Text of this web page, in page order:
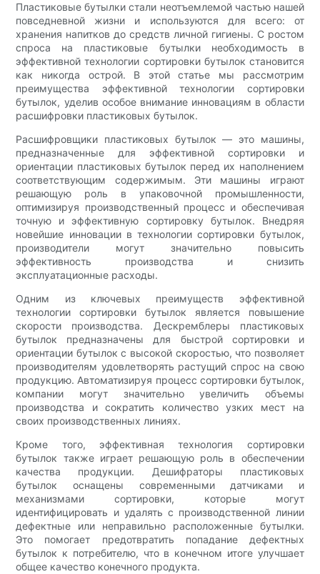
Пластиковые бутылки стали неотъемлемой частью нашей
повседневной жизни и используются для всего: от
хранения напитков до средств личной гигиены. С ростом
спроса на пластиковые бутылки необходимость в
эффективной технологии сортировки бутылок становится
как никогда острой. В этой статье мы рассмотрим
преимущества эффективной технологии сортировки
бутылок, уделив особое внимание инновациям в области
расшифровки пластиковых бутылок.
Расшифровщики пластиковых бутылок — это машины,
предназначенные для эффективной сортировки и
ориентации пластиковых бутылок перед их наполнением
соответствующим содержимым. Эти машины играют
решающую роль в упаковочной промышленности,
оптимизируя производственный процесс и обеспечивая
точную и эффективную сортировку бутылок. Внедряя
новейшие инновации в технологии сортировки бутылок,
производители могут значительно повысить
эффективность производства и снизить
эксплуатационные расходы.
Одним из ключевых преимуществ эффективной
технологии сортировки бутылок является повышение
скорости производства. Дескремблеры пластиковых
бутылок предназначены для быстрой сортировки и
ориентации бутылок с высокой скоростью, что позволяет
производителям удовлетворять растущий спрос на свою
продукцию. Автоматизируя процесс сортировки бутылок,
компании могут значительно увеличить объемы
производства и сократить количество узких мест на
своих производственных линиях.
Кроме того, эффективная технология сортировки
бутылок также играет решающую роль в обеспечении
качества продукции. Дешифраторы пластиковых
бутылок оснащены современными датчиками и
механизмами сортировки, которые могут
идентифицировать и удалять с производственной линии
дефектные или неправильно расположенные бутылки.
Это помогает предотвратить попадание дефектных
бутылок к потребителю, что в конечном итоге улучшает
общее качество конечного продукта.